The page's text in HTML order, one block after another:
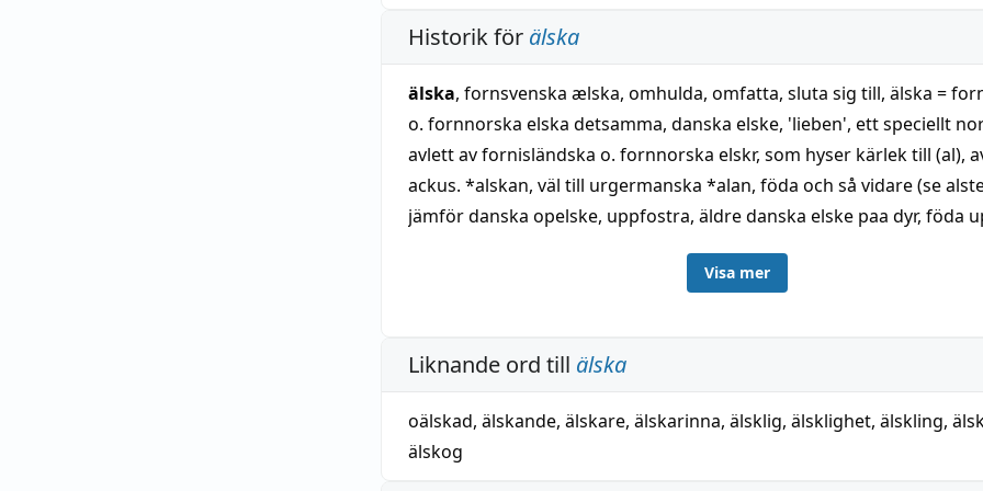
Historik för älska
älska, fornsvenska ælska, omhulda, omfatta, sluta sig till, älska =
o. fornnorska elska detsamma, danska elske, 'lieben', ett speciellt
avlett av fornisländska o. fornnorska elskr, som hyser kärlek till (al),
ackus. *alskan, väl till urgermanska *alan, föda och så vidare (se
jämför danska opelske, uppfostra, äldre danska elske paa dyr, föda
som det till betydelse motsatta hata, som urspr, betyder 'förfölja'. De i
nordisk botten, måste de nordiska språken ha egt andra uttryck för
betydelse Ett sådant är fornisländska o. fornnorska frjá (dock ej
fornsvenska) = gotiska frijôn, anglosaxiska fréo(g)an (se det
identiska lånordet fria o. frände), varjämte möjligen redan i förlitterär
Visa mer
Liknande ord till älska
oälskad, älskande, älskare, älskarinna, älsklig, älsklighet, älskling,
älskog